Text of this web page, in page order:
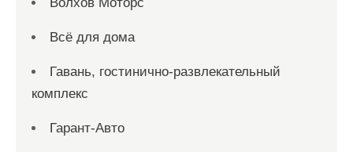
Всё для дома
Гавань, гостинично-развлекательный
комплекс
Гарант-Авто